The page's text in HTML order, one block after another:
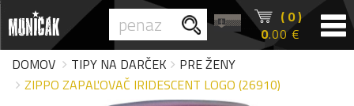
( 0 )
0.00 €
DOMOV
TIPY NA DARČEK
PRE ŽENY
ZIPPO ZAPAĽOVAČ IRIDESCENT LOGO (26910)